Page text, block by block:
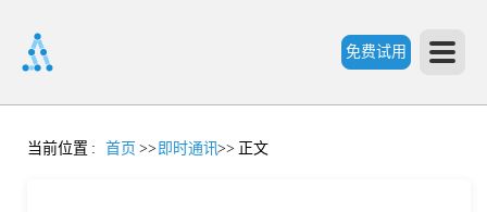
免费试用
首
当前位置 : 首页 >> 即时通讯>> 正文